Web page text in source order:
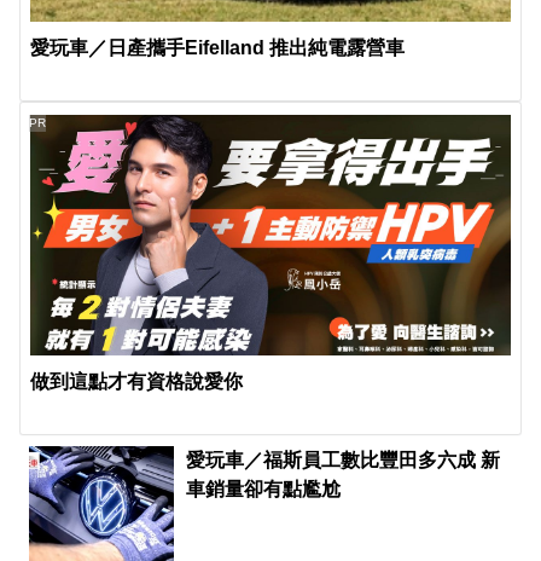
愛玩車／日產攜手Eifelland 推出純電露營車
做到這點才有資格說愛你
PR
愛玩車／福斯員工數比豐田多六成 新
車銷量卻有點尷尬